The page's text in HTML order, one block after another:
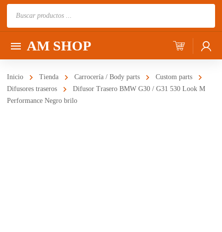
AM SHOP
Inicio Tienda Carrocería / Body parts
Custom parts
Difusores traseros
Difusor Trasero BMW G30 / G31 530 Look M
Performance Negro brilo